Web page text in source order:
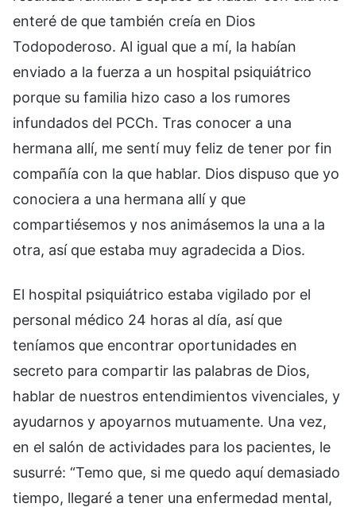
enteré de que también creía en Dios
Todopoderoso. Al igual que a mí, la habían
enviado a la fuerza a un hospital psiquiátrico
porque su familia hizo caso a los rumores
infundados del PCCh. Tras conocer a una
hermana allí, me sentí muy feliz de tener por fin
compañía con la que hablar. Dios dispuso que yo
conociera a una hermana allí y que
compartiésemos y nos animásemos la una a la
otra, así que estaba muy agradecida a Dios.
El hospital psiquiátrico estaba vigilado por el
personal médico 24 horas al día, así que
teníamos que encontrar oportunidades en
secreto para compartir las palabras de Dios,
hablar de nuestros entendimientos vivenciales, y
ayudarnos y apoyarnos mutuamente. Una vez,
en el salón de actividades para los pacientes, le
susurré: “Temo que, si me quedo aquí demasiado
tiempo, llegaré a tener una enfermedad mental,